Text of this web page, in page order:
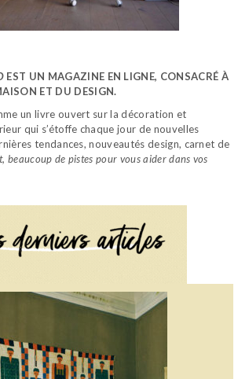
EST UN MAGAZINE EN LIGNE, CONSACRÉ À
ET DU DESIGN.
un livre ouvert sur la décoration et
qui s’étoffe chaque jour de nouvelles
tendances, nouveautés design, carnet de
beaucoup de pistes pour vous aider dans vos